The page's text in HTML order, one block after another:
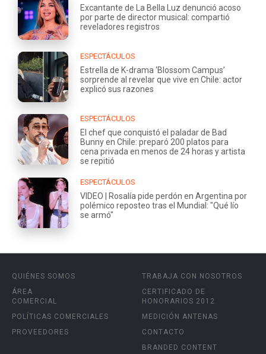
Excantante de La Bella Luz denunció acoso
por parte de director musical: compartió
reveladores registros
ESPECTÁCULOS
Estrella de K-drama ‘Blossom Campus’
sorprende al revelar que vive en Chile: actor
explicó sus razones
ESPECTÁCULOS
El chef que conquistó el paladar de Bad
Bunny en Chile: preparó 200 platos para
cena privada en menos de 24 horas y artista
se repitió
ESPECTÁCULOS
VIDEO | Rosalía pide perdón en Argentina por
polémico reposteo tras el Mundial: "Qué lío
se armó"
QUIÉNES SOMOS
ÁREA
COMERCIAL
POLÍTICAS COMERCIALES
PROVEEDORES
TRABAJA CON NOSOTROS
CERTIFICADO DE
HONORARIOS 2012
MEDICIÓN ANTENAS
CONTACTO
BRANDED CONTENT